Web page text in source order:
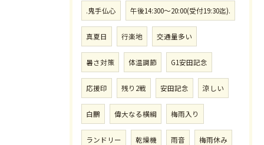
.鬼手仏心 午後14:300〜20:00(受付19:30迄).
真夏日 行楽地 交通量多い
暑さ対策 体温調節 G1安田記念
応援印 残り2戦 安田記念 涼しい
白鵬 偉大なる横綱 梅雨入り
ランドリー 乾燥機 雨音 梅雨休み